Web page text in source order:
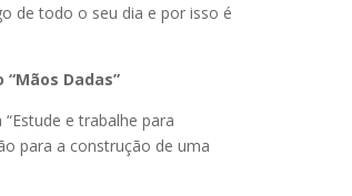
de todo o seu dia e por isso é
Dadas”
e trabalhe para
para a construção de uma